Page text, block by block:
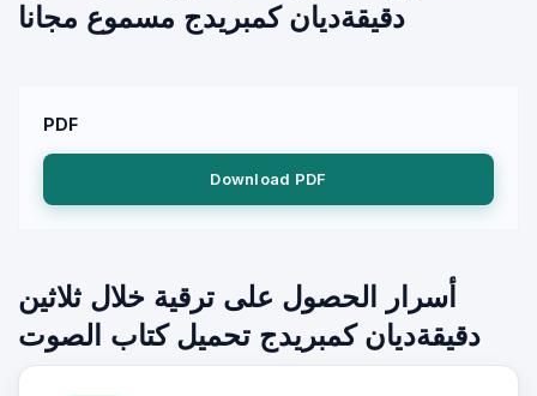
دقيقةديان كمبريدج مسموع مجانا
PDF
Download PDF
أسرار الحصول على ترقية خلال ثلاثين
دقيقةديان كمبريدج تحميل كتاب الصوت